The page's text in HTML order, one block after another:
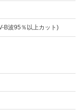
B波95％以上カット)